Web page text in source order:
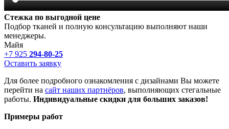
Стежка по выгодной цене
Подбор тканей и полную консультацию выполняют наши
менеджеры.
Майя
+7 925 294-80-25
Оставить заявку
Для более подробного ознакомления с дизайнами Вы можете
перейти на сайт наших партнёров, выполняющих стегальные
работы. Индивидуальные скидки для больших заказов!
Примеры работ